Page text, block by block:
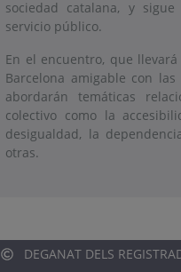
sociedad catalana, y
servicio público.
En el encuentro, que
Barcelona amigable con las
abordarán temáticas
colectivo como la
desigualdad, la
otras.
DEGANAT DELS